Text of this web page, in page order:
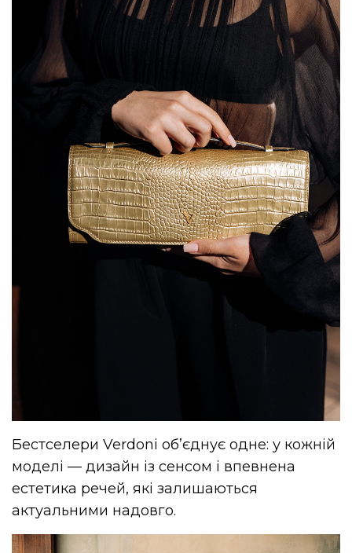
Бестселери Verdoni об’єднує одне: у кожній
моделі — дизайн із сенсом і впевнена
естетика речей, які залишаються
актуальними надовго.